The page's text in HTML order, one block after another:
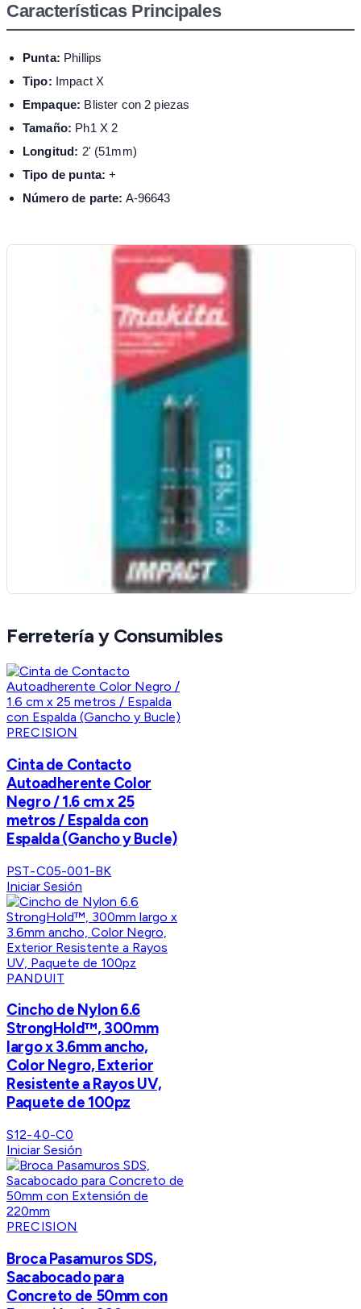
Características Principales
Punta: Phillips
Tipo: Impact X
Empaque: Blister con 2 piezas
Tamaño: Ph1 X 2
Longitud: 2' (51mm)
Tipo de punta: +
Número de parte: A-96643
Ferretería y Consumibles
PRECISION
Cinta de Contacto
Autoadherente Color
Negro / 1.6 cm x 25
metros / Espalda con
Espalda (Gancho y Bucle)
PST-C05-001-BK
Iniciar Sesión
PANDUIT
Cincho de Nylon 6.6
StrongHold™, 300mm
largo x 3.6mm ancho,
Color Negro, Exterior
Resistente a Rayos UV,
Paquete de 100pz
S12-40-C0
Iniciar Sesión
PRECISION
Broca Pasamuros SDS,
Sacabocado para
Concreto de 50mm con